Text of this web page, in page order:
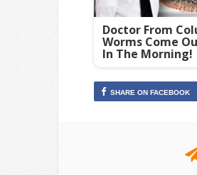
Doctor From
Worms Come
In The Morning!
SHARE ON FACEBOOK